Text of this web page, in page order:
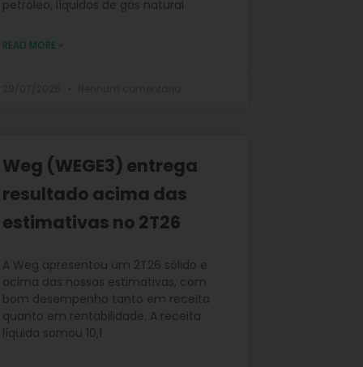
petróleo, líquidos de gás natural
READ MORE »
Weg (WEGE3) entrega
resultado acima das
estimativas no 2T26
A Weg apresentou um 2T26 sólido e
acima das nossas estimativas, com
bom desempenho tanto em receita
quanto em rentabilidade. A receita
líquida somou 10,1